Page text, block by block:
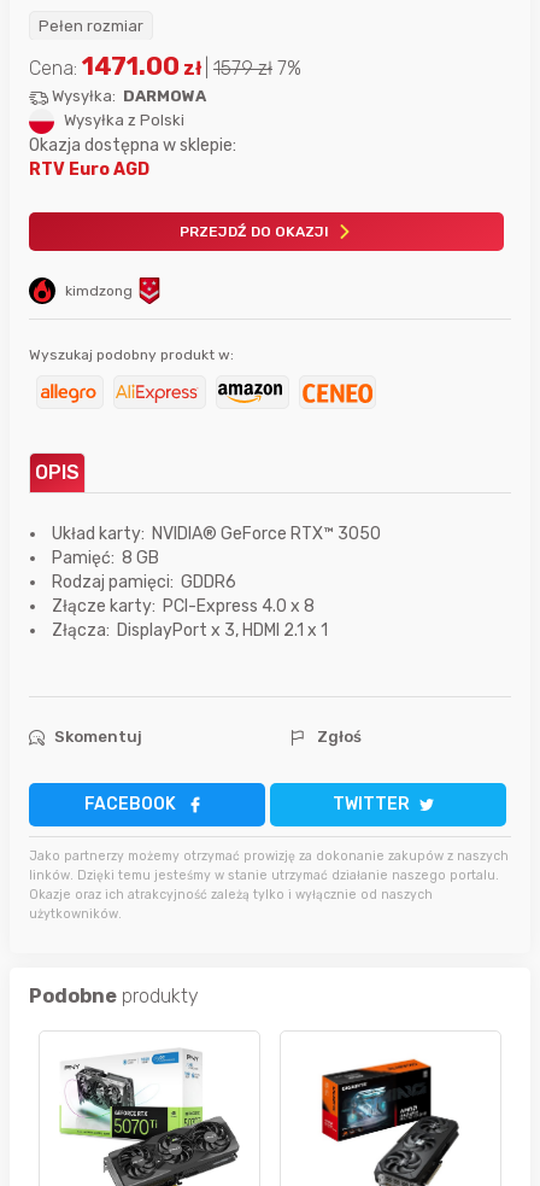
Pełen rozmiar
kimdzong
Cena: 1471.00 zł 1579zł 7%
Wysyłka: DARMOWA
Wysyłka z Polski
Okazja dostępna w sklepie:
RTV Euro AGD
PRZEJDŹ DO OKAZJI
Wyszukaj podobny produkt w:
OPIS
Układ karty: NVIDIA® GeForce RTX™ 3050
Pamięć: 8 GB
Rodzaj pamięci: GDDR6
Złącze karty: PCI-Express 4.0 x 8
Złącza: DisplayPort x 3, HDMI 2.1 x 1
Skomentuj Zgłoś
FACEBOOK TWITTER
Jako partnerzy możemy otrzymać prowizję za dokonanie zakupów z naszych
linków. Dzięki temu jesteśmy w stanie utrzymać działanie naszego portalu.
Okazje oraz ich atrakcyjność zależą tylko i wyłącznie od naszych
użytkowników.
Podobne produkty